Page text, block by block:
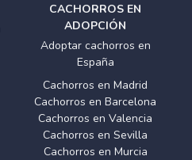
CACHORROS EN
ADOPCIÓN
Adoptar cachorros en
España
Cachorros en Madrid
Cachorros en Barcelona
Cachorros en Valencia
Cachorros en Sevilla
Cachorros en Murcia